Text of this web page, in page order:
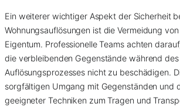
Ein weiterer wichtiger Aspekt der Sicherheit
Wohnungsauflösungen ist die Vermeidung
Eigentum. Professionelle Teams achten
die verbleibenden Gegenstände während des
Auflösungsprozesses nicht zu beschädigen.
sorgfältigen Umgang mit Gegenständen und
geeigneter Techniken zum Tragen und